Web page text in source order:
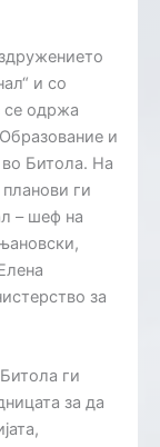
и со
се одржа
и
во Битола. На
ги
– шеф на
за
ги
за да